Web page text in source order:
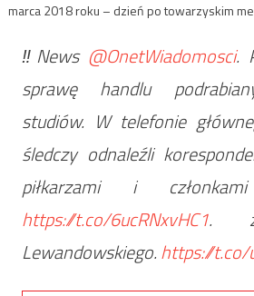
marca 2018 roku – dzień po towarzyskim
‼️News @OnetWiadomosci.
sprawę handlu
studiów. W telefonie
śledczy odnaleźli
piłkarzami i
https://t.co/6ucRNxvHC1.
Lewandowskiego.https://t.co/